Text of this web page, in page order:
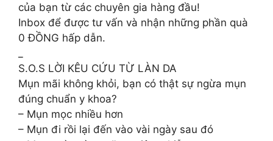
của bạn từ các chuyên gia hàng đầu!
Inbox để được tư vấn và nhận những phần quà
0 ĐỒNG hấp dẫn.
S.O.S LỜI KÊU CỨU TỪ LÀN DA
Mụn mãi không khỏi, bạn có thật sự ngừa mụn
đúng chuẩn y khoa?
– Mụn mọc nhiều hơn
– Mụn đi rồi lại đến vào vài ngày sau đó